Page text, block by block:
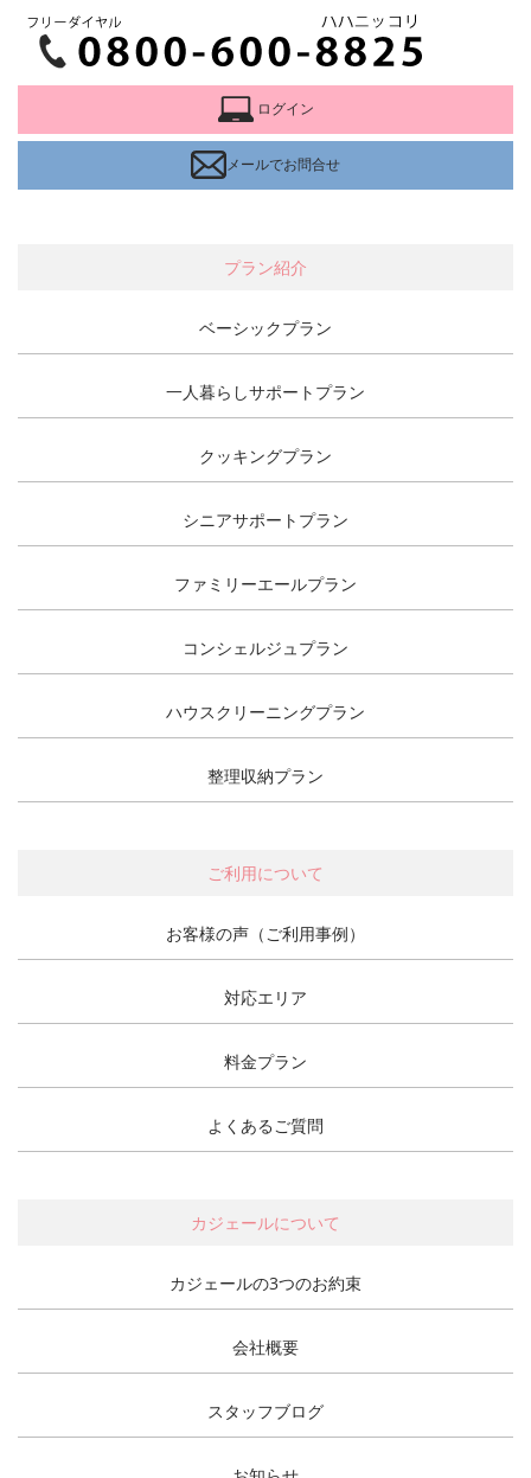
ログイン
メールでお問合せ
プラン紹介
ベーシックプラン
一人暮らしサポートプラン
クッキングプラン
シニアサポートプラン
ファミリーエールプラン
コンシェルジュプラン
ハウスクリーニングプラン
整理収納プラン
ご利用について
お客様の声（ご利用事例）
対応エリア
料金プラン
よくあるご質問
カジェールについて
カジェールの3つのお約束
会社概要
スタッフブログ